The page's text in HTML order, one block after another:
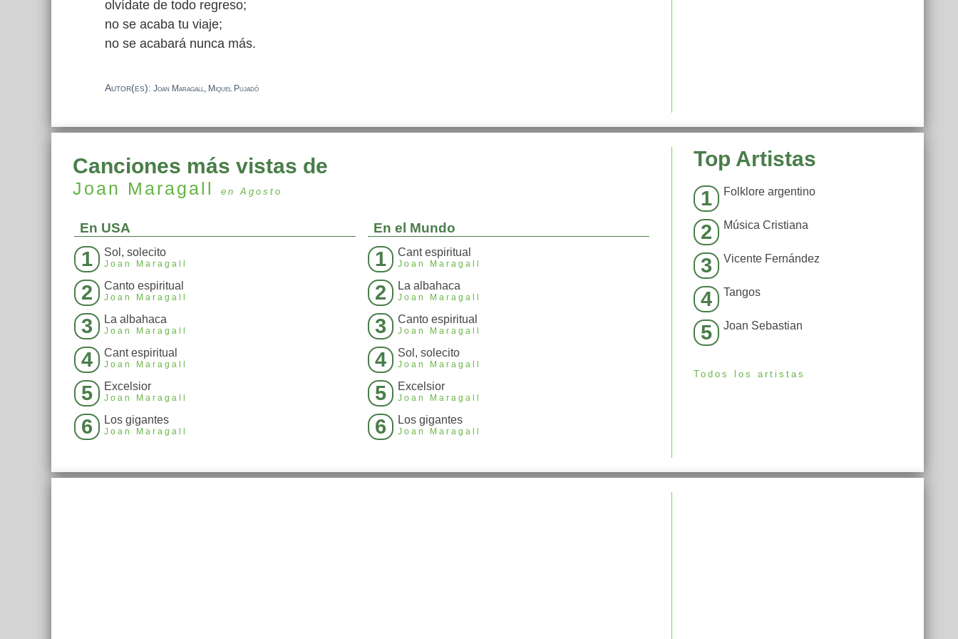
olvídate de todo regreso;
no se acaba tu viaje;
no se acabará nunca más.
Autor(es): Joan Maragall, Miquel Pujadó
Canciones más vistas de
Joan Maragall en Agosto
En USA
1 Sol, solecito
Joan Maragall
2 Canto espiritual
Joan Maragall
3 La albahaca
Joan Maragall
4 Cant espiritual
Joan Maragall
5 Excelsior
Joan Maragall
6 Los gigantes
Joan Maragall
En el Mundo
1 Cant espiritual
Joan Maragall
2 La albahaca
Joan Maragall
3 Canto espiritual
Joan Maragall
4 Sol, solecito
Joan Maragall
5 Excelsior
Joan Maragall
6 Los gigantes
Joan Maragall
Top Artistas
1 Folklore argentino
2 Música Cristiana
3 Vicente Fernández
4 Tangos
5 Joan Sebastian
Todos los artistas